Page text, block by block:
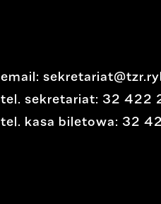
email:
tel. sekretariat: 32 422
tel. kasa biletowa: 32